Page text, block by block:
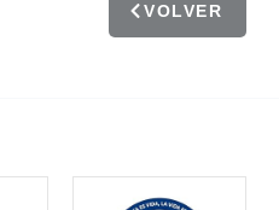
VOLVER